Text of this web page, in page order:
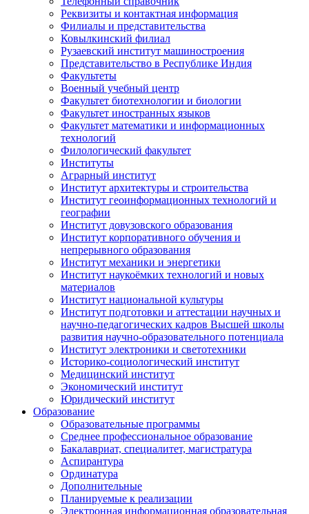
Реквизиты и контактная информация
Филиалы и представительства
Ковылкинский филиал
Рузаевский институт машиностроения
Представительство в Республике Индия
Факультеты
Военный учебный центр
Факультет биотехнологии и биологии
Факультет иностранных языков
Факультет математики и информационных
технологий
Филологический факультет
Институты
Аграрный институт
Институт архитектуры и строительства
Институт геоинформационных технологий и
географии
Институт довузовского образования
Институт корпоративного обучения и
непрерывного образования
Институт механики и энергетики
Институт наукоёмких технологий и новых
материалов
Институт национальной культуры
Институт подготовки и аттестации научных и
научно-педагогических кадров Высшей школы
развития научно-образовательного потенциала
Институт электроники и светотехники
Историко-социологический институт
Медицинский институт
Экономический институт
Юридический институт
Образование
Образовательные программы
Среднее профессиональное образование
Бакалавриат, специалитет, магистратура
Аспирантура
Ординатура
Дополнительные
Планируемые к реализации
Электронная информационная образовательная